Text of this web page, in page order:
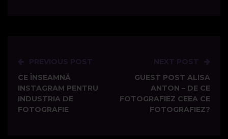
Post
navigation
PREVIOUS POST
CE ÎNSEAMNĂ
INSTAGRAM PENTRU
INDUSTRIA DE
FOTOGRAFIE
NEXT POST
GUEST POST ALISA
ANTON – DE CE
FOTOGRAFIEZ CEEA CE
FOTOGRAFIEZ?